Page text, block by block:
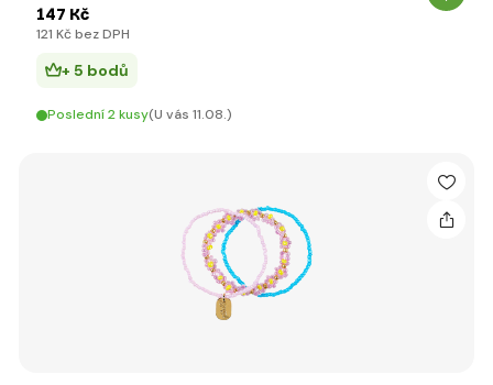
147 Kč
121 Kč bez DPH
+ 5 bodů
Poslední 2 kusy(U vás 11.08.)